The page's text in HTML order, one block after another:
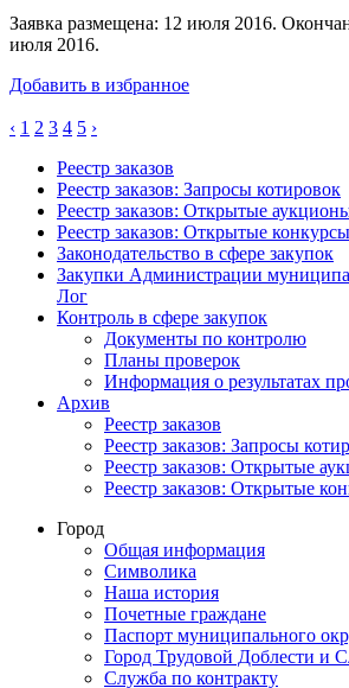
Заявка размещена: 12 июля 2016.
июля 2016.
Добавить в избранное
‹ 1 2 3 4 5 ›
Реестр заказов
Реестр заказов: Запросы котировок
Реестр заказов: Открытые
Реестр заказов: Открытые конкурсы
Законодательство в сфере закупок
Закупки Администрации
Лог
Контроль в сфере закупок
Документы по контролю
Планы проверок
Информация о результатах
Архив
Реестр заказов
Реестр заказов: Запросы
Реестр заказов: Открытые
Реестр заказов: Открытые
Город
Общая информация
Символика
Наша история
Почетные граждане
Паспорт муниципального
Город Трудовой Доблести и
Служба по контракту